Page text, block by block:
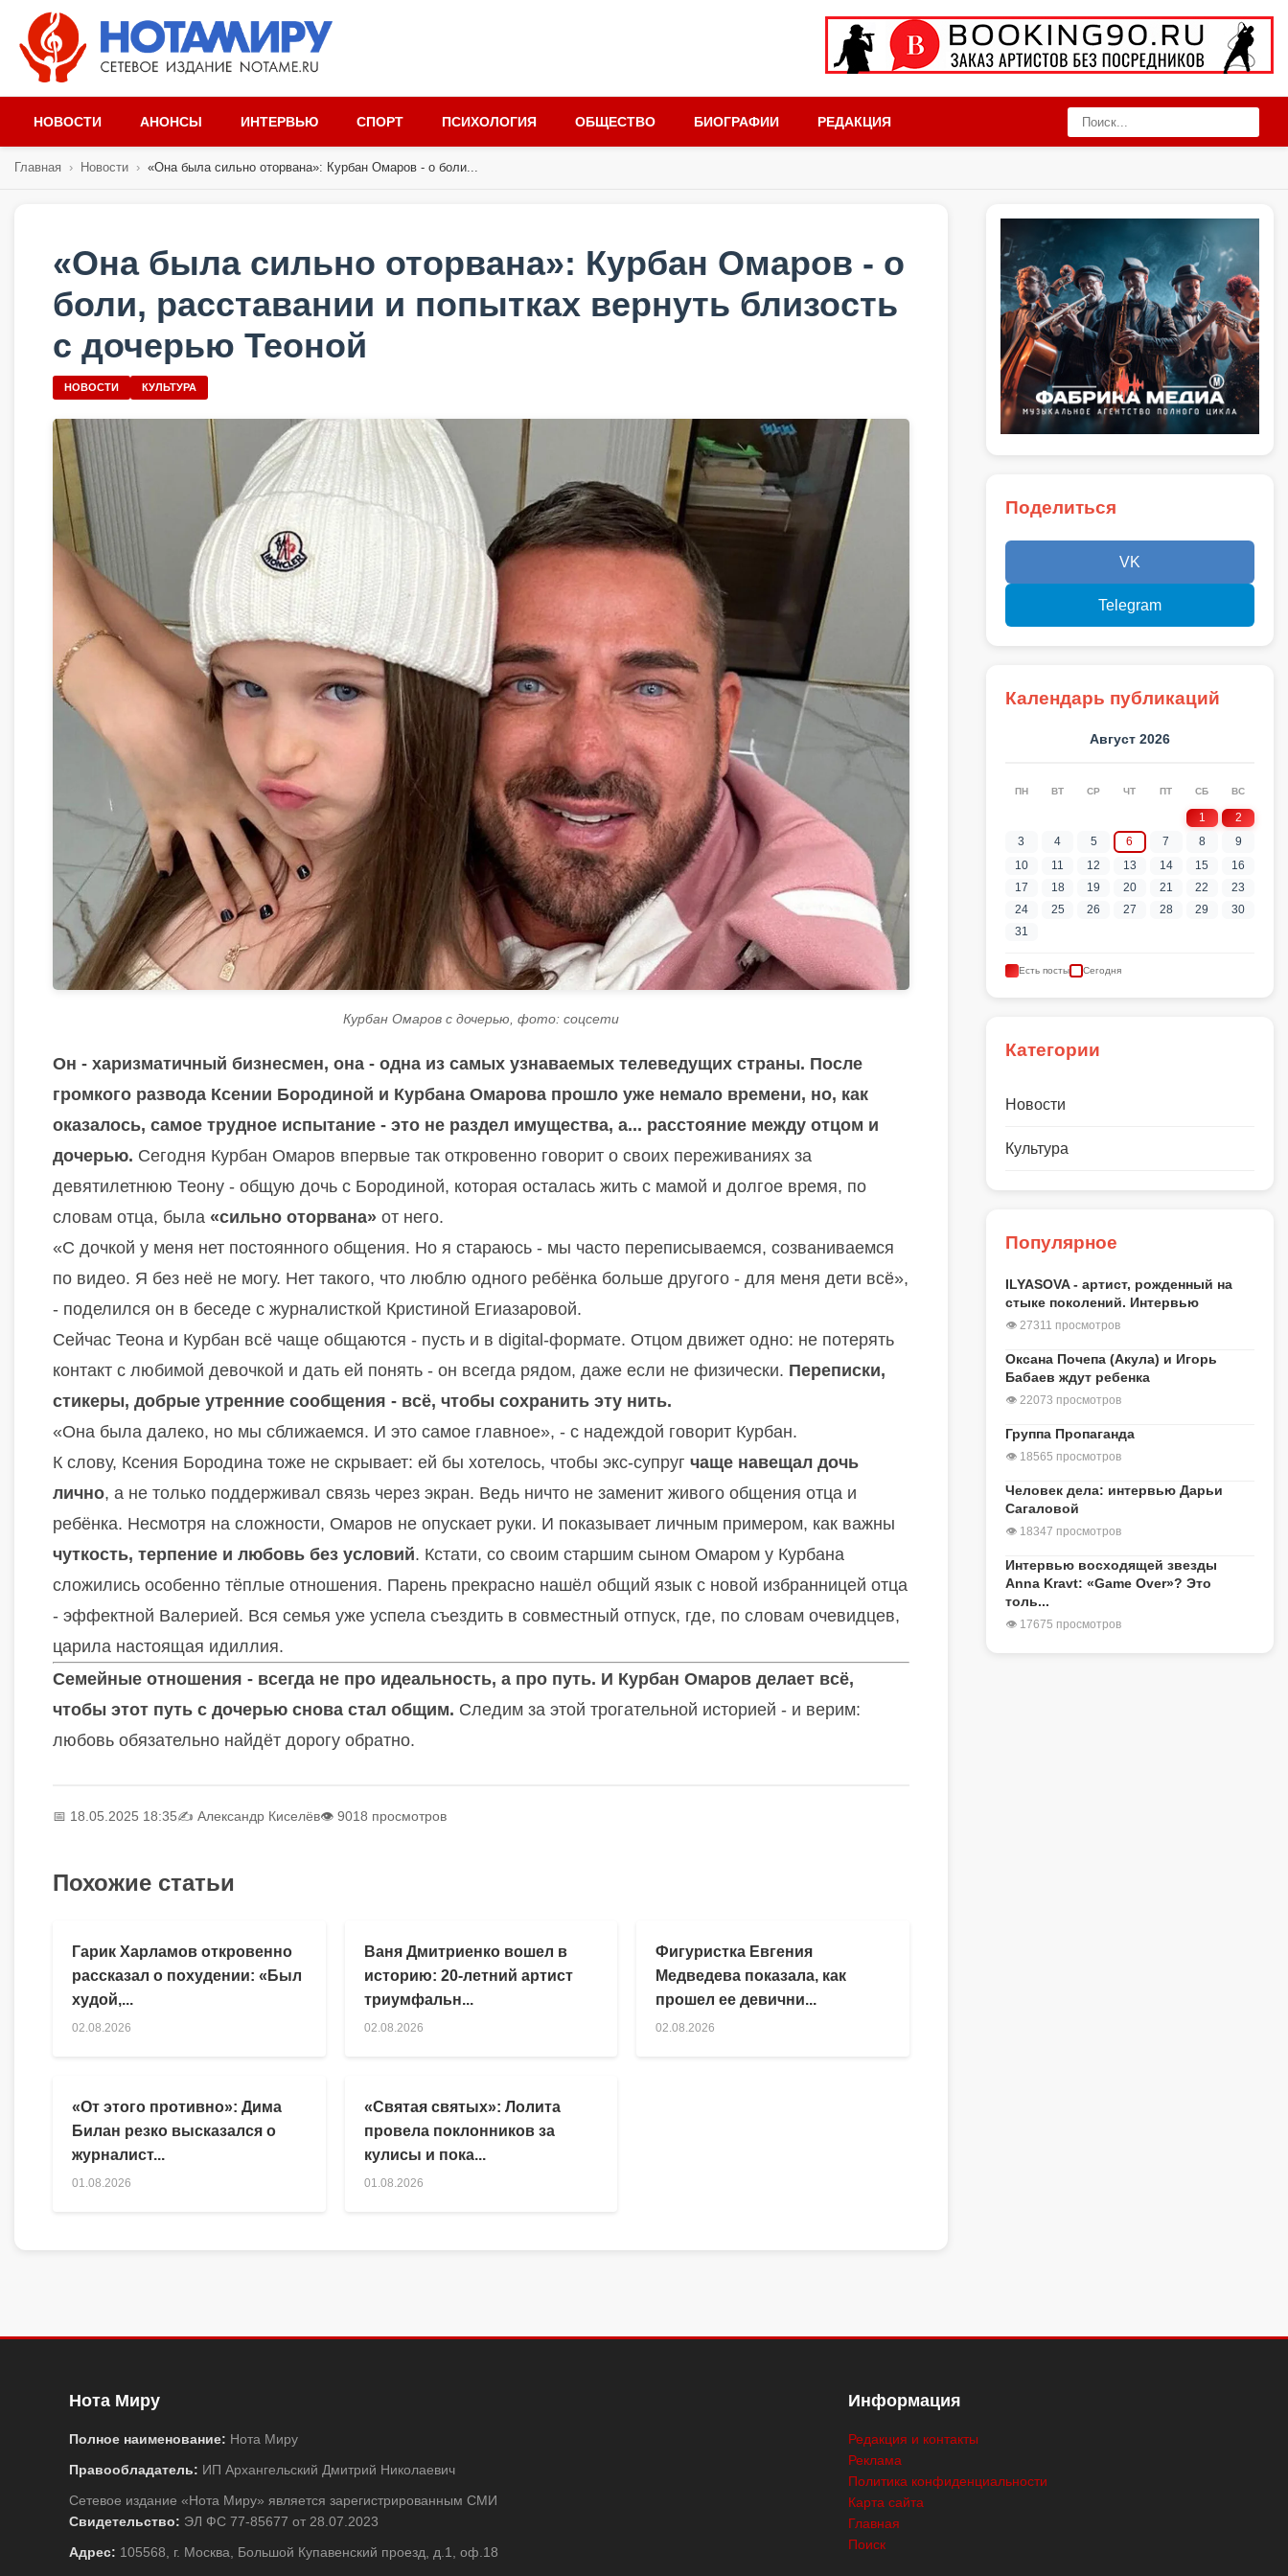
НОВОСТИ АНОНСЫ ИНТЕРВЬЮ СПОРТ ПСИХОЛОГИЯ ОБЩЕСТВО БИОГРАФИИ РЕДАКЦИЯ
Главная › Новости › «Она была сильно оторвана»: Курбан Омаров - о боли...
«Она была сильно оторвана»: Курбан Омаров - о
боли, расставании и попытках вернуть близость
с дочерью Теоной
НОВОСТИ КУЛЬТУРА
Курбан Омаров с дочерью, фото: соцсети
Он - харизматичный бизнесмен, она - одна из самых узнаваемых телеведущих страны. После
громкого развода Ксении Бородиной и Курбана Омарова прошло уже немало времени, но, как
оказалось, самое трудное испытание - это не раздел имущества, а... расстояние между отцом и
дочерью. Сегодня Курбан Омаров впервые так откровенно говорит о своих переживаниях за
девятилетнюю Теону - общую дочь с Бородиной, которая осталась жить с мамой и долгое время, по
словам отца, была «сильно оторвана» от него.
«С дочкой у меня нет постоянного общения. Но я стараюсь - мы часто переписываемся, созваниваемся
по видео. Я без неё не могу. Нет такого, что люблю одного ребёнка больше другого - для меня дети всё»,
- поделился он в беседе с журналисткой Кристиной Егиазаровой.
Сейчас Теона и Курбан всё чаще общаются - пусть и в digital-формате. Отцом движет одно: не потерять
контакт с любимой девочкой и дать ей понять - он всегда рядом, даже если не физически. Переписки,
стикеры, добрые утренние сообщения - всё, чтобы сохранить эту нить.
«Она была далеко, но мы сближаемся. И это самое главное», - с надеждой говорит Курбан.
К слову, Ксения Бородина тоже не скрывает: ей бы хотелось, чтобы экс-супруг чаще навещал дочь
лично, а не только поддерживал связь через экран. Ведь ничто не заменит живого общения отца и
ребёнка. Несмотря на сложности, Омаров не опускает руки. И показывает личным примером, как важны
чуткость, терпение и любовь без условий. Кстати, со своим старшим сыном Омаром у Курбана
сложились особенно тёплые отношения. Парень прекрасно нашёл общий язык с новой избранницей отца
- эффектной Валерией. Вся семья уже успела съездить в совместный отпуск, где, по словам очевидцев,
царила настоящая идиллия.
Семейные отношения - всегда не про идеальность, а про путь. И Курбан Омаров делает всё,
чтобы этот путь с дочерью снова стал общим. Следим за этой трогательной историей - и верим:
любовь обязательно найдёт дорогу обратно.
📅 18.05.2025 18:35✍️ Александр Киселёв👁 9018 просмотров
Похожие статьи
Гарик Харламов откровенно
рассказал о похудении: «Был
худой,...
02.08.2026
Ваня Дмитриенко вошел в
историю: 20-летний артист
триумфальн...
02.08.2026
Фигуристка Евгения
Медведева показала, как
прошел ее девични...
02.08.2026
«От этого противно»: Дима
Билан резко высказался о
журналист...
01.08.2026
«Святая святых»: Лолита
провела поклонников за
кулисы и пока...
01.08.2026
Поделиться
VK
Telegram
Календарь публикаций
Август 2026
ПН ВТ СР ЧТ ПТ СБ ВС
1
2
3
4 5 6 7 8
9
10
11 12 13 14 15
16
17
18 19 20 21 22
23
24
25 26 27 28 29
30
31
Есть посты Сегодня
Категории
Новости
Культура
Популярное
ILYASOVA - артист, рожденный на
стыке поколений. Интервью
👁 27311 просмотров
Оксана Почепа (Акула) и Игорь
Бабаев ждут ребенка
👁 22073 просмотров
Группа Пропаганда
👁 18565 просмотров
Человек дела: интервью Дарьи
Сагаловой
👁 18347 просмотров
Интервью восходящей звезды
Anna Kravt: «Game Over»? Это
толь...
👁 17675 просмотров
Нота Миру
Полное наименование: Нота Миру
Правообладатель: ИП Архангельский Дмитрий Николаевич
Сетевое издание «Нота Миру» является зарегистрированным СМИ
Свидетельство: ЭЛ ФС 77-85677 от 28.07.2023
Адрес: 105568, г. Москва, Большой Купавенский проезд, д.1, оф.18
Информация
Редакция и контакты
Реклама
Политика конфиденциальности
Карта сайта
Главная
Поиск